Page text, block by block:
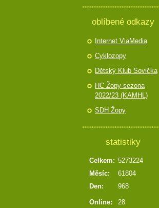
oblíbené odkazy
Internet ViaMedia
Cyklozopy
Dětský Klub Sovička
HC Žopy-sezona
2022/23 (KAMHL)
SDH Žopy
statistiky
Online: 28
Celkem: 5273224
Měsíc:
61804
Den:
968